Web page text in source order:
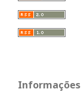
Informações